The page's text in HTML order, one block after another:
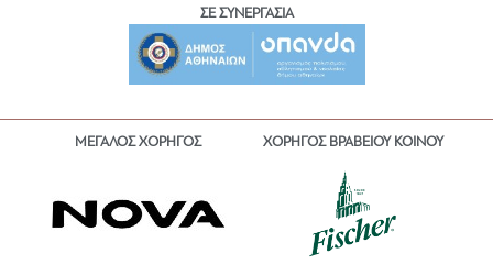
ΣΕ ΣΥΝΕΡΓΑΣΙΑ
ΜΕΓΑΛΟΣ ΧΟΡΗΓΟΣ ΧΟΡΗΓΟΣ ΒΡΑΒΕΙΟΥ ΚΟΙΝΟΥ